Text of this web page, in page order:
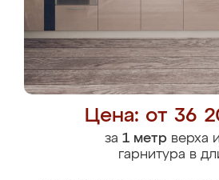
Цена: от 36
за 1 метрверха
гарнитура в